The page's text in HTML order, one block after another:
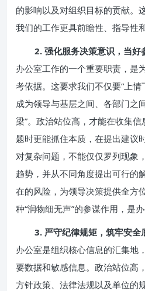
的影响以及对组织目标的贡献。
我们的工作更具前瞻性、指导性
2. 强化服务决策意识，当好
办公室工作的一个重要职责，是
考依据。这要求我们不仅要“上情
成为领导与基层之间、各部门之
梁”。政治站位高，才能在收集
题时更能抓住本质，在提出建议
对复杂问题，不能仅仅罗列现象
趋势，并从不同角度提出可行的
在的风险，为领导决策提供全方
种“润物细无声”的参谋作用，是
3. 严守纪律规矩，筑牢安全
办公室是组织核心信息的汇集地
要数据和敏感信息。政治站位高
方针政策、法律法规以及单位的